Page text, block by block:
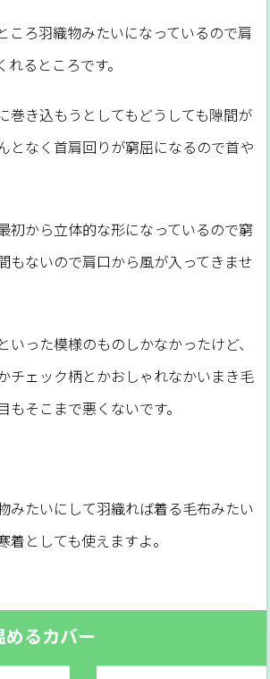
ころ羽織物みたいになっているので肩
るところです。
巻き込もうとしてもどうしても隙間が
となく首肩回りが窮屈になるので首や
初から立体的な形になっているので窮
もないので肩口から風が入ってきませ
いった模様のものしかなかったけど、
チェック柄とかおしゃれなかいまき毛
そこまで悪くないです。
みたいにして羽織れば着る毛布みたい
着としても使えますよ。
るカバー